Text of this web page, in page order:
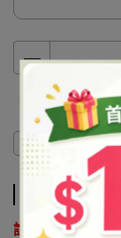
商品介紹
說明 ：